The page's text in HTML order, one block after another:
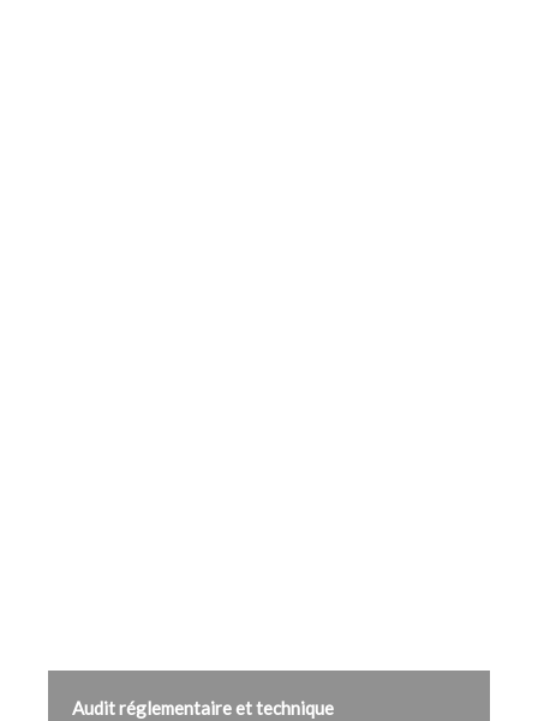
Audit réglementaire et technique